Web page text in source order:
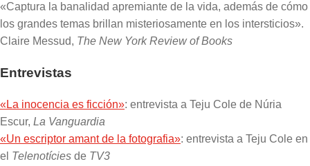
«Captura la banalidad apremiante de la vida, además de cómo
los grandes temas brillan misteriosamente en los intersticios».
Claire Messud, The New York Review of Books
Entrevistas
«La inocencia es ficción»: entrevista a Teju Cole de Núria
Escur, La Vanguardia
«Un escriptor amant de la fotografia»: entrevista a Teju Cole en
el Telenotícies de TV3